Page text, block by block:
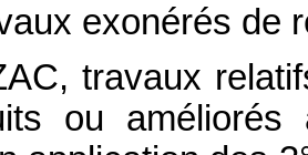
exonérés de
travaux
ou